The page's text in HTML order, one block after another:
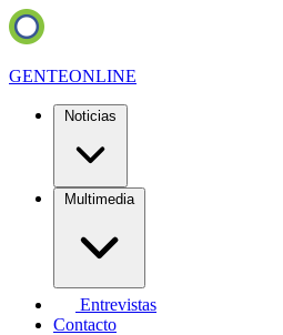
GENTEONLINE
Noticias
Multimedia
Entrevistas
Contacto